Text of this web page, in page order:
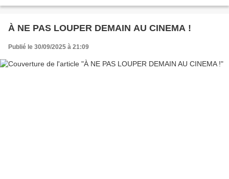
À NE PAS LOUPER DEMAIN AU CINEMA !
Publié le 30/09/2025 à 21:09